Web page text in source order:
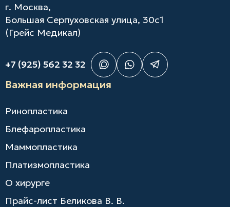
Важная информация
Ринопластика
Блефаропластика
Маммопластика
Платизмопластика
О хирурге
Прайс-лист Беликова В. В.
г. Москва,
Большая Серпуховская улица, 30с1
(Грейс Медикал)
+7 (925) 562 32 32